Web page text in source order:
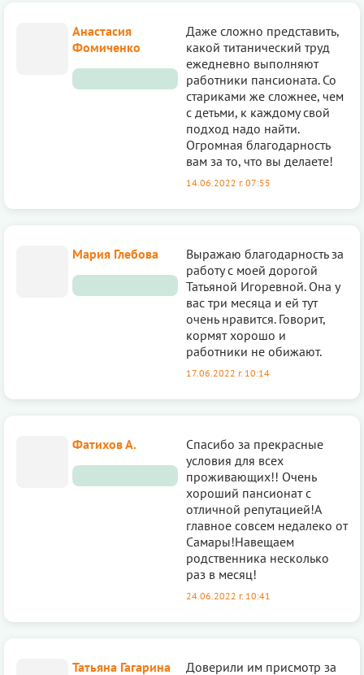
Анастасия
Фомиченко
Даже сложно представить,
какой титанический труд
ежедневно выполняют
работники пансионата. Со
стариками же сложнее, чем
с детьми, к каждому свой
подход надо найти.
Огромная благодарность
вам за то, что вы делаете!
14.06.2022 г. 07:55
Мария Глебова
Выражаю благодарность за
работу с моей дорогой
Татьяной Игоревной. Она у
вас три месяца и ей тут
очень нравится. Говорит,
кормят хорошо и
работники не обижают.
17.06.2022 г. 10:14
Фатихов А.
Спасибо за прекрасные
условия для всех
проживающих!! Очень
хороший пансионат с
отличной репутацией!А
главное совсем недалеко от
Самары!Навещаем
родственника несколько
раз в месяц!
24.06.2022 г. 10:41
Татьяна Гагарина
Доверили им присмотр за